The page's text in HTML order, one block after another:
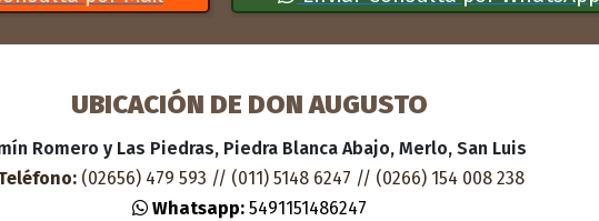
UBICACIÓN DE DON AUGUSTO
Romero y Las Piedras, Piedra Blanca Abajo, Merlo, San Luis
(02656) 479 593 // (011) 5148 6247 // (0266) 154 008 238
Whatsapp:5491151486247